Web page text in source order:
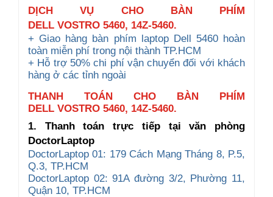
DỊCH VỤ CHO BÀN PHÍM
DELL VOSTRO 5460, 14Z-5460.
+ Giao hàng bàn phím laptop Dell 5460 hoàn
toàn miễn phí trong nội thành TP.HCM
+ Hỗ trợ 50% chi phí vận chuyển đối với khách
hàng ở các tỉnh ngoài
THANH TOÁN CHO BÀN PHÍM
DELL VOSTRO 5460, 14Z-5460.
1. Thanh toán trực tiếp tại văn phòng
DoctorLaptop
DoctorLaptop 01: 179 Cách Mạng Tháng 8, P.5,
Q.3, TP.HCM
DoctorLaptop 02: 91A đường 3/2, Phường 11,
Quận 10, TP.HCM